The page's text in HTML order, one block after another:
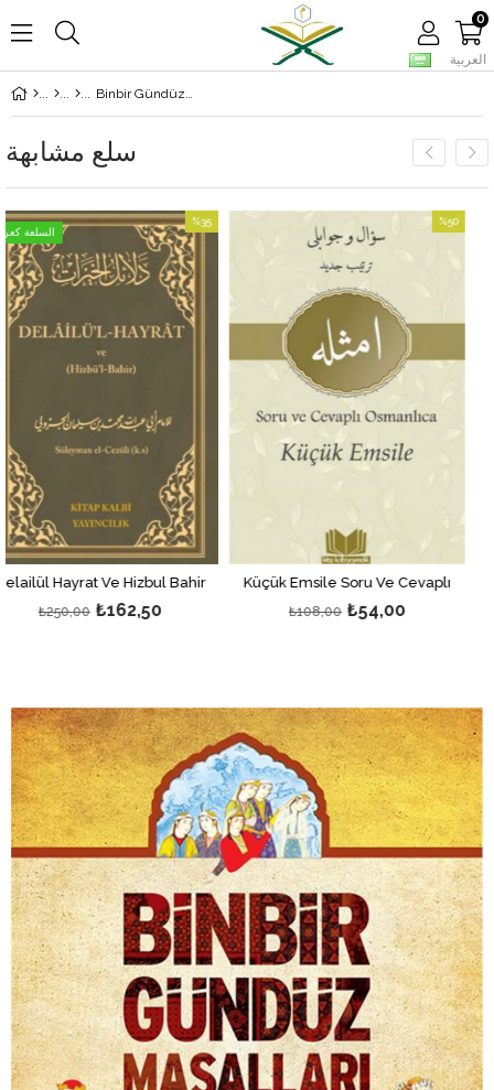
العربية
0
Binbir Gündüz Masalları
سلع مشابهة
Hizbul Bahir
%35
%35بيع
Küçük Emsile Soru Ve Cevaplı
₺54,00
بيع
%50بيع
النحو